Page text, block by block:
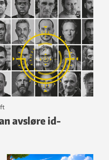
avsløre id-